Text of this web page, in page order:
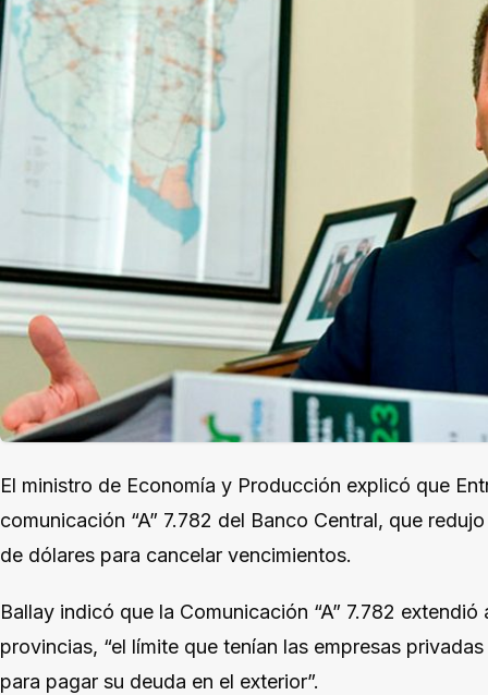
El ministro de Economía y Producción explicó que
comunicación “A” 7.782 del Banco Central, que
de dólares para cancelar vencimientos.
Ballay indicó que la Comunicación “A” 7.782
provincias, “el límite que tenían las empresas
para pagar su deuda en el exterior”.